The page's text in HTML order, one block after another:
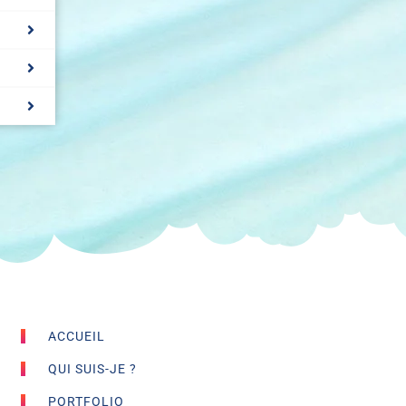
ACCUEIL
QUI SUIS-JE ?
PORTFOLIO